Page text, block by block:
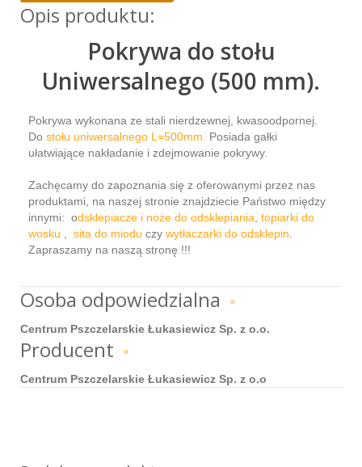
Opis produktu:
Pokrywa do stołu
Uniwersalnego (500 mm).
Pokrywa wykonana ze stali nierdzewnej, kwasoodpornej.
Do stołu uniwersalnego L=500mm.
Posiada gałki
ułatwiające nakładanie i zdejmowanie pokrywy.
Zachęcamy do zapoznania się z oferowanymi przez nas
produktami, na naszej stronie znajdziecie Państwo między
innymi: odsklepiacze i noże do odsklepiania topiarki do
wosku
sita do miodu czy wytłaczarki do odsklepin
Zapraszamy na naszą stronę !!!
Osoba odpowiedzialna »
Centrum Pszczelarskie Łukasiewicz Sp. z o.o.
Producent »
Centrum Pszczelarskie Łukasiewicz Sp. z o.o